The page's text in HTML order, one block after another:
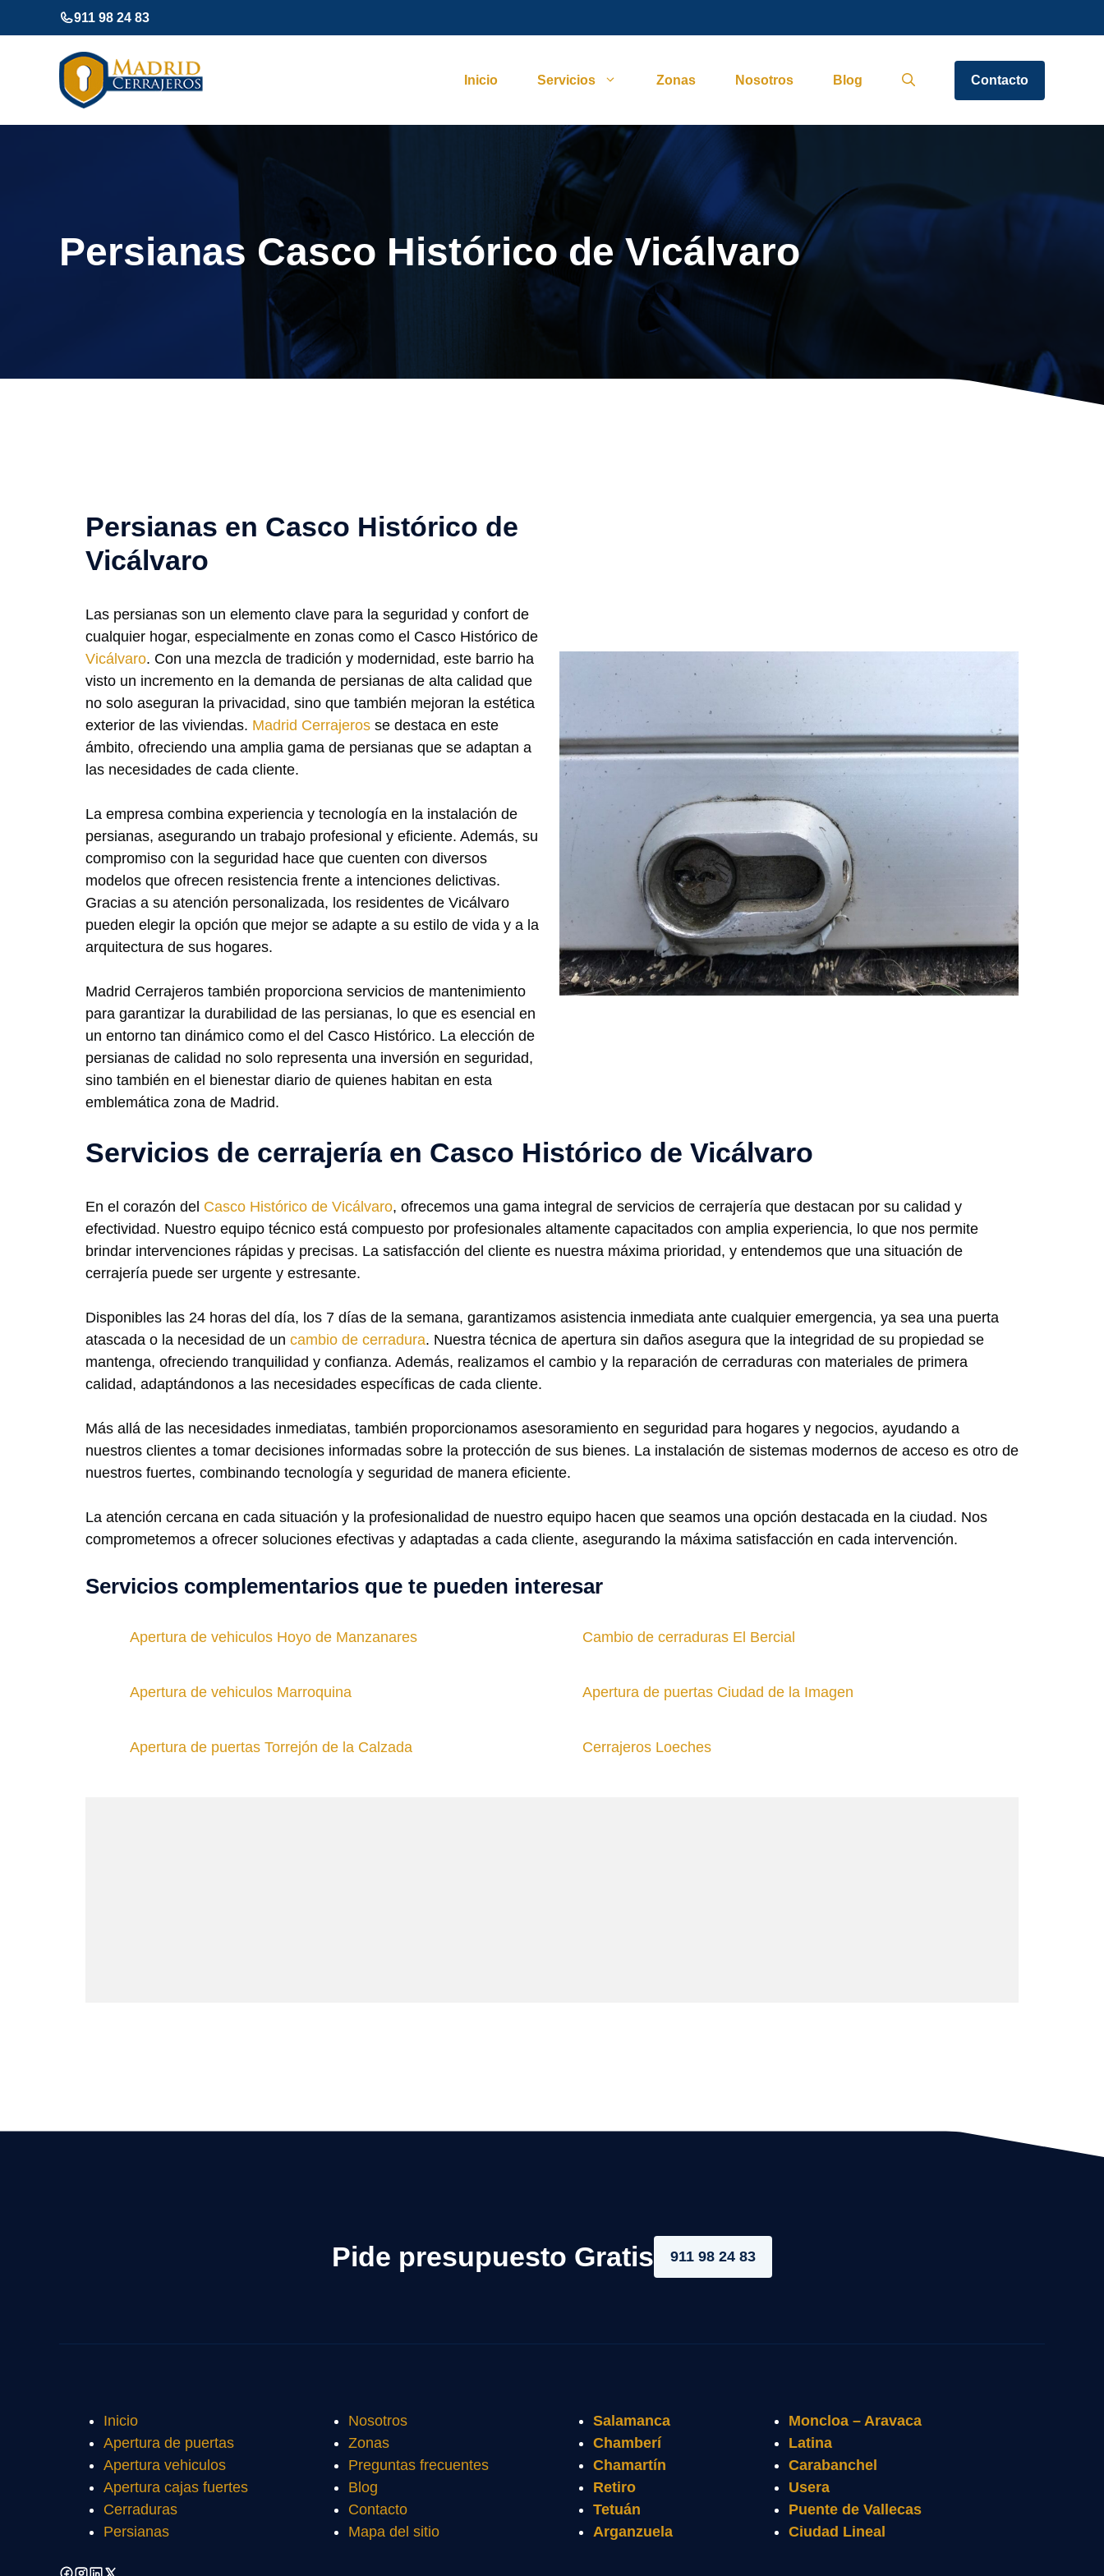
al
911 98 24 83
Inicio Servicios Zonas Nosotros Blog Contacto
Persianas Casco Histórico de Vicálvaro
Persianas en Casco Histórico de
Vicálvaro
Las persianas son un elemento clave para la seguridad y confort de
cualquier hogar, especialmente en zonas como el Casco Histórico de
Vicálvaro. Con una mezcla de tradición y modernidad, este barrio ha
visto un incremento en la demanda de persianas de alta calidad que
no solo aseguran la privacidad, sino que también mejoran la estética
exterior de las viviendas. Madrid Cerrajeros se destaca en este
ámbito, ofreciendo una amplia gama de persianas que se adaptan a
las necesidades de cada cliente.
La empresa combina experiencia y tecnología en la instalación de
persianas, asegurando un trabajo profesional y eficiente. Además, su
compromiso con la seguridad hace que cuenten con diversos
modelos que ofrecen resistencia frente a intenciones delictivas.
Gracias a su atención personalizada, los residentes de Vicálvaro
pueden elegir la opción que mejor se adapte a su estilo de vida y a la
arquitectura de sus hogares.
Madrid Cerrajeros también proporciona servicios de mantenimiento
para garantizar la durabilidad de las persianas, lo que es esencial en
un entorno tan dinámico como el del Casco Histórico. La elección de
persianas de calidad no solo representa una inversión en seguridad,
sino también en el bienestar diario de quienes habitan en esta
emblemática zona de Madrid.
Servicios de cerrajería en Casco Histórico de Vicálvaro
En el corazón del Casco Histórico de Vicálvaro, ofrecemos una gama integral de servicios de cerrajería que destacan por su calidad y
efectividad. Nuestro equipo técnico está compuesto por profesionales altamente capacitados con amplia experiencia, lo que nos permite
brindar intervenciones rápidas y precisas. La satisfacción del cliente es nuestra máxima prioridad, y entendemos que una situación de
cerrajería puede ser urgente y estresante.
Disponibles las 24 horas del día, los 7 días de la semana, garantizamos asistencia inmediata ante cualquier emergencia, ya sea una puerta
atascada o la necesidad de un cambio de cerradura. Nuestra técnica de apertura sin daños asegura que la integridad de su propiedad se
mantenga, ofreciendo tranquilidad y confianza. Además, realizamos el cambio y la reparación de cerraduras con materiales de primera
calidad, adaptándonos a las necesidades específicas de cada cliente.
Más allá de las necesidades inmediatas, también proporcionamos asesoramiento en seguridad para hogares y negocios, ayudando a
nuestros clientes a tomar decisiones informadas sobre la protección de sus bienes. La instalación de sistemas modernos de acceso es otro de
nuestros fuertes, combinando tecnología y seguridad de manera eficiente.
La atención cercana en cada situación y la profesionalidad de nuestro equipo hacen que seamos una opción destacada en la ciudad. Nos
comprometemos a ofrecer soluciones efectivas y adaptadas a cada cliente, asegurando la máxima satisfacción en cada intervención.
Servicios complementarios que te pueden interesar
Apertura de vehiculos Hoyo de Manzanares Cambio de cerraduras El Bercial
Apertura de vehiculos Marroquina Apertura de puertas Ciudad de la Imagen
Apertura de puertas Torrejón de la Calzada Cerrajeros Loeches
Pide presupuesto Gratis 911 98 24 83
Inicio
Apertura de puertas
Apertura vehiculos
Apertura cajas fuertes
Cerraduras
Persianas
Nosotros
Zonas
Preguntas frecuentes
Blog
Contacto
Mapa del sitio
Salamanca
Chamberí
Chamartín
Retiro
Tetuán
Arganzuela
Moncloa – Aravaca
Latina
Carabanchel
Usera
Puente de Vallecas
Ciudad Lineal